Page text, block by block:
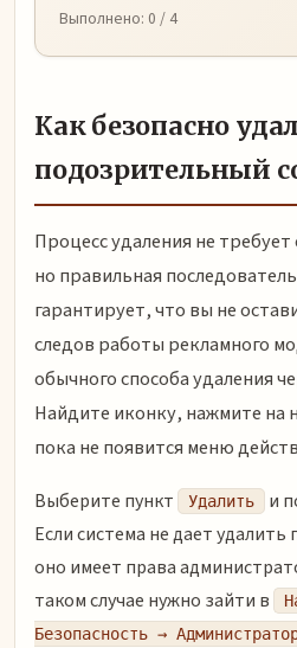
Выполнено: 0 / 4
Как безопасно
подозрительный
Процесс удаления не
но правильная
гарантирует, что вы не
следов работы рекламного
обычного способа удаления
Найдите иконку, нажмите на
пока не появится меню
Выберите пункт Удалить
и
Если система не дает
оно имеет права
таком случае нужно зайти в
Безопасность →